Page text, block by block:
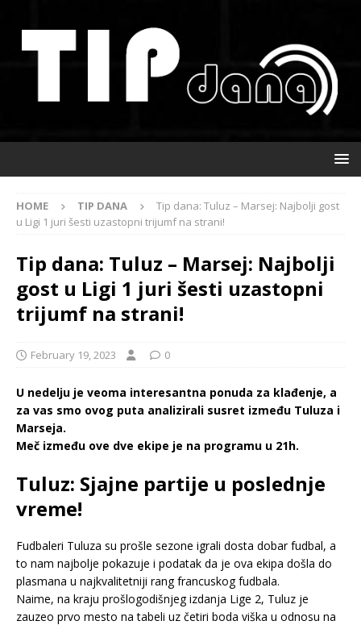
HOME TIP DANA
Tip dana: Tuluz – Marsej: Najbolji gost
u Ligi 1 juri šesti uzastopni trijumf na strani!
Tip dana: Tuluz – Marsej: Najbolji
gost u Ligi 1 juri šesti uzastopni
trijumf na strani!
February 19, 2023 0
U nedelju je veoma interesantna ponuda za klađenje, a
za vas smo ovog puta analizirali susret između Tuluza i
Marseja.
Meč između ove dve ekipe je na programu u 21h.
Tuluz: Sjajne partije u poslednje
vreme!
Fudbaleri Tuluza su prošle sezone igrali dosta dobar fudbal, a
to nam najbolje pokazuje i podatak da je ova ekipa došla do
plasmana u najkvalitetniji rang francuskog fudbala.
Naime, na kraju prošlogodišnjeg izdanja Lige 2, Tuluz je
zauzeo prvo mesto na tabeli uz četiri boda viška u odnosu na